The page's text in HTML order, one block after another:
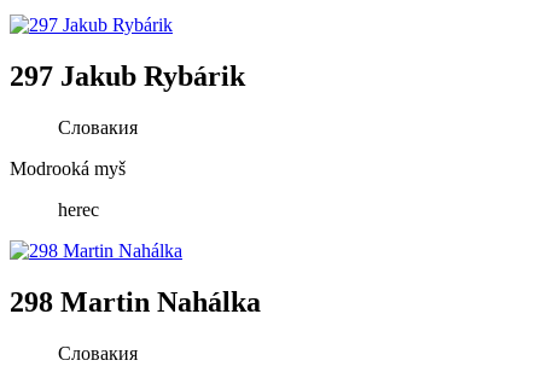
297 Jakub Rybárik
Словакия
Modrooká myš
herec
298 Martin Nahálka
Словакия